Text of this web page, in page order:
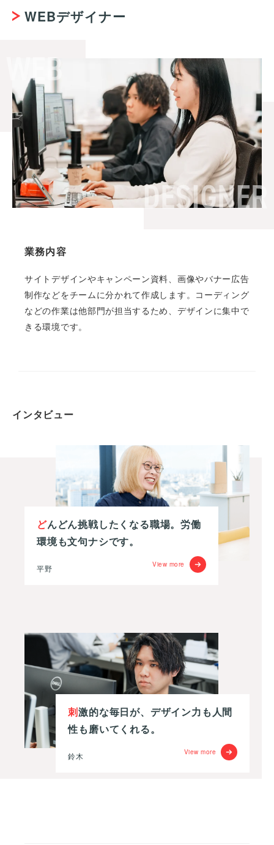
WEBデザイナー
業務内容
サイトデザインやキャンペーン資料、画像やバナー広告
制作などをチームに分かれて作成します。コーディング
などの作業は他部門が担当するため、デザインに集中で
きる環境です。
インタビュー
どんどん挑戦したくなる職場。労働
環境も文句ナシです。
平野 View more
刺激的な毎日が、デザイン力も人間
性も磨いてくれる。
鈴木 View more